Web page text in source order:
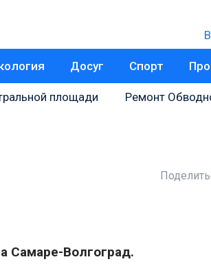
Досуг Спорт
площади Ремонт
Самаре-Волгоград.